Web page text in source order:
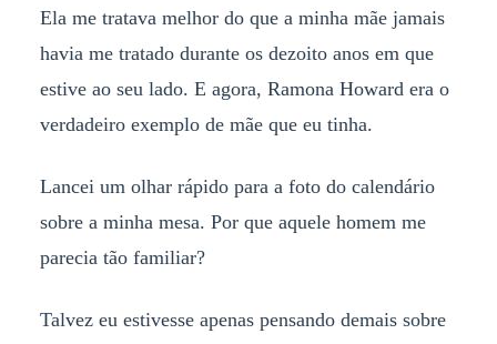
Ela me tratava melhor do que a minha mãe jamais
havia me tratado durante os dezoito anos em que
estive ao seu lado. E agora, Ramona Howard era o
verdadeiro exemplo de mãe que eu tinha.
Lancei um olhar rápido para a foto do calendário
sobre a minha mesa. Por que aquele homem me
parecia tão familiar?
Talvez eu estivesse apenas pensando demais sobre